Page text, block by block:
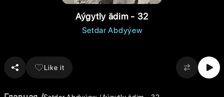
Aýgytly ädim - 32
Setdar Abdyýew
Like it